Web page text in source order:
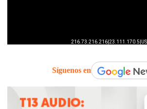
Síguenos en